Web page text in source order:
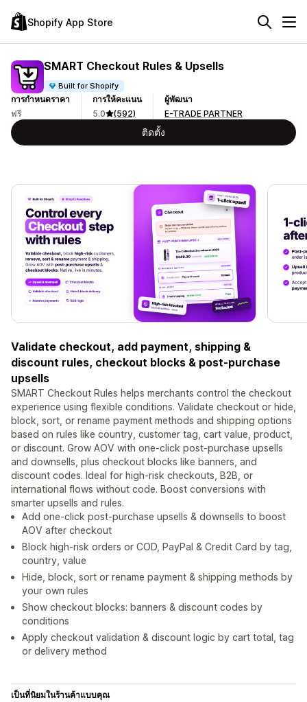
Shopify App Store
SMART Checkout Rules & Upsells
Built for Shopify
การกำหนดราคา
ฟรี
การให้คะแนน
5.0
(592)
ผู้พัฒนา
E-TRADE PARTNER
ติดตั้ง
Validate checkout, add payment, shipping &
discount rules, checkout blocks & post-purchase
upsells
SMART Checkout Rules helps merchants control the checkout
experience using flexible conditions. Validate checkout or hide,
block, sort, or rename payment methods and shipping options
based on rules like country, customer tag, cart value, product,
or discount. Grow AOV with one-click post-purchase upsells
and downsells, plus checkout blocks like banners, and
discount codes. Ideal for high-risk checkouts, B2B, or
international flows without code. Boost conversions with
smarter upsells and rules.
Add one-click post-purchase upsells & downsells to boost
AOV after checkout
Block high-risk orders or COD, PayPal & Credit Card by tag,
country, value
Hide, block, sort or rename payment & shipping methods by
your own rules
Show checkout blocks: banners & discount codes by
conditions
Apply checkout validation & discount logic by cart total, tag
or delivery method
เป็นที่นิยมในร้านค้าแบบคุณ